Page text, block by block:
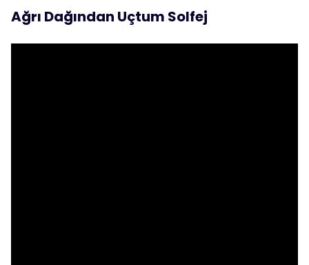
Ağrı Dağından Uçtum Solfej